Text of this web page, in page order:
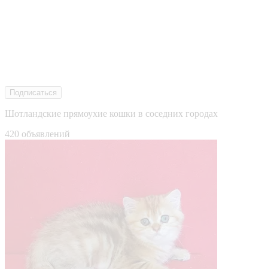
Подписаться
Шотландские прямоухие кошки в соседних городах
420 объявлений